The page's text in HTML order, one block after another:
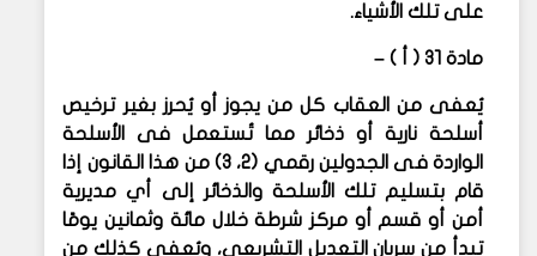
على تلك الأشياء.
مادة ٣١ ( أ ) –
يُعفى من العقاب كل من يجوز أو يُحرز بغير ترخيص
أسلحة نارية أو ذخائر مما تُستعمل فى الأسلحة
الواردة فى الجدولين رقمي (٢، ٣) من هذا القانون إذا
قام بتسليم تلك الأسلحة والذخائر إلى أي مديرية
أمن أو قسم أو مركز شرطة خلال مائة وثمانين يومًا
تبدأ من سريان التعديل التشريعي، ويُعفى كذلك من